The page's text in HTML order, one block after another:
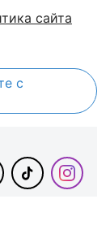
сайта
с